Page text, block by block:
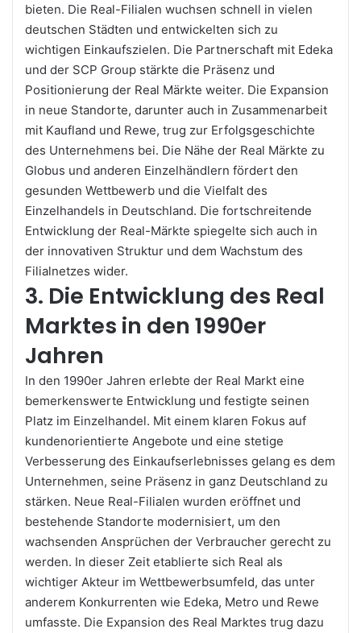
bieten. Die Real-Filialen wuchsen schnell in vielen
deutschen Städten und entwickelten sich zu
wichtigen Einkaufszielen. Die Partnerschaft mit Edeka
und der SCP Group stärkte die Präsenz und
Positionierung der Real Märkte weiter. Die Expansion
in neue Standorte, darunter auch in Zusammenarbeit
mit Kaufland und Rewe, trug zur Erfolgsgeschichte
des Unternehmens bei. Die Nähe der Real Märkte zu
Globus und anderen Einzelhändlern fördert den
gesunden Wettbewerb und die Vielfalt des
Einzelhandels in Deutschland. Die fortschreitende
Entwicklung der Real-Märkte spiegelte sich auch in
der innovativen Struktur und dem Wachstum des
Filialnetzes wider.
3. Die Entwicklung des Real
Marktes in den 1990er
Jahren
In den 1990er Jahren erlebte der Real Markt eine
bemerkenswerte Entwicklung und festigte seinen
Platz im Einzelhandel. Mit einem klaren Fokus auf
kundenorientierte Angebote und eine stetige
Verbesserung des Einkaufserlebnisses gelang es dem
Unternehmen, seine Präsenz in ganz Deutschland zu
stärken. Neue Real-Filialen wurden eröffnet und
bestehende Standorte modernisiert, um den
wachsenden Ansprüchen der Verbraucher gerecht zu
werden. In dieser Zeit etablierte sich Real als
wichtiger Akteur im Wettbewerbsumfeld, das unter
anderem Konkurrenten wie Edeka, Metro und Rewe
umfasste. Die Expansion des Real Marktes trug dazu